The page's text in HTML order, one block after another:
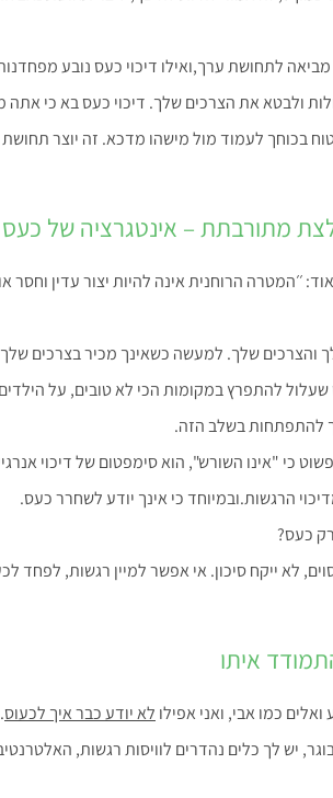
לתחושת ערך,ואילו דיכוי כעס נובע
ולבטא את הצרכים שלך. דיכוי כעס בא כי אתה
בכוחך לעמוד מול מישהו מדכא. זה יוצר
מתורבתת – אינטגרציה של כעס
׳׳המטרה הרוחנית אינה להיות יצור עדין וחסר
והצרכים שלך. למעשה כשאינך מכיר בצרכים
להתפרץ במקומות הכי לא טובים, על
להתפתחות בשלב הזה.
כי "אינו השורש", הוא סימפטום של דיכוי
הרגשות.ובמיוחד כי אינך יודע לשחרר כעס.
כעס?
לא ייקח סיכון. אי אפשר למיין רגשות, לפחד
איתו
כמו אבי, ואני אפילו לא יודע כבר איך לכעוס.
בן 5, אתה אדם בוגר, יש לך כלים נהדרים לוויסות רגשות,